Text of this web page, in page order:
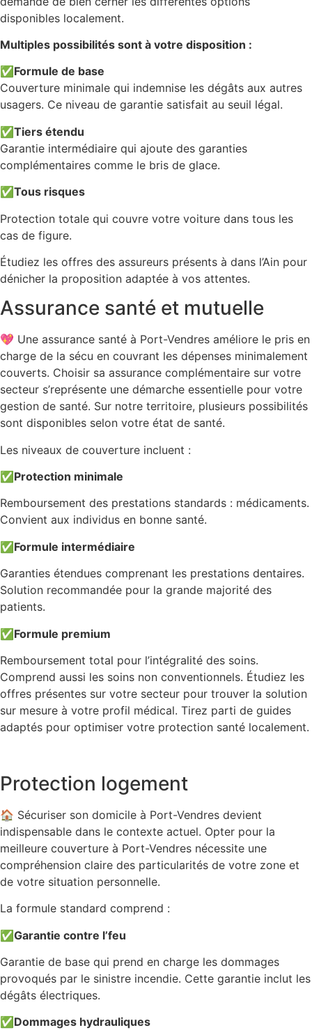
disponibles localement.
Multiples possibilités sont à votre disposition :
✅ Formule de base
Couverture minimale qui indemnise les dégâts aux autres
usagers. Ce niveau de garantie satisfait au seuil légal.
✅Tiers étendu
Garantie intermédiaire qui ajoute des garanties
complémentaires comme le bris de glace.
✅Tous risques
Protection totale qui couvre votre voiture dans tous les
cas de figure.
Étudiez les offres des assureurs présents à dans l’Ain pour
dénicher la proposition adaptée à vos attentes.
Assurance santé et mutuelle
💖 Une assurance santé à Port-Vendres améliore le pris en
charge de la sécu en couvrant les dépenses minimalement
couverts. Choisir sa assurance complémentaire sur votre
secteur s’représente une démarche essentielle pour votre
gestion de santé. Sur notre territoire, plusieurs possibilités
sont disponibles selon votre état de santé.
Les niveaux de couverture incluent :
✅ Protection minimale
Remboursement des prestations standards : médicaments.
Convient aux individus en bonne santé.
✅Formule intermédiaire
Garanties étendues comprenant les prestations dentaires.
Solution recommandée pour la grande majorité des
patients.
✅Formule premium
Remboursement total pour l’intégralité des soins.
Comprend aussi les soins non conventionnels. Étudiez les
offres présentes sur votre secteur pour trouver la solution
sur mesure à votre profil médical. Tirez parti de guides
adaptés pour optimiser votre protection santé localement.
Protection logement
🏠 Sécuriser son domicile à Port-Vendres devient
indispensable dans le contexte actuel. Opter pour la
meilleure couverture à Port-Vendres nécessite une
compréhension claire des particularités de votre zone et
de votre situation personnelle.
La formule standard comprend :
✅Garantie contre l’feu
Garantie de base qui prend en charge les dommages
provoqués par le sinistre incendie. Cette garantie inclut les
dégâts électriques.
✅ Dommages hydrauliques